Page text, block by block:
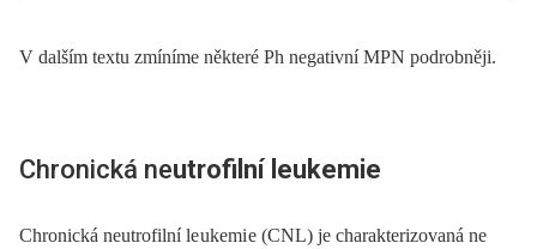
V dalším textu zmíníme ně­kte­ré Ph negativní MPN podrobněji.
Chronická neutrofilní leukemie
Chronická neutrofilní le ukemi e (CNL) je charakterizovaná ne